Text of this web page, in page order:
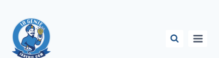
contenu